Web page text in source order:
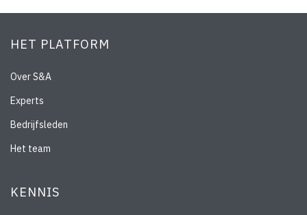
HET PLATFORM
Over S&A
Experts
Bedrijfsleden
Het team
KENNIS